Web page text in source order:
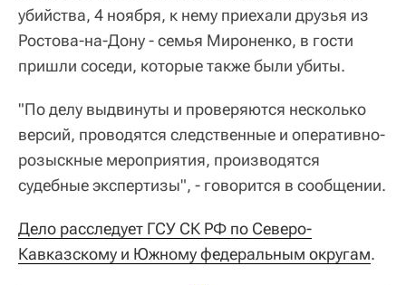
убийства, 4 ноября, к нему приехали друзья из
Ростова-на-Дону - семья Мироненко, в гости
пришли соседи, которые также были убиты.
"По делу выдвинуты и проверяются несколько
версий, проводятся следственные и оперативно-
розыскные мероприятия, производятся
судебные экспертизы", - говорится в сообщении.
Дело расследует ГСУ СК РФ по Северо-
Кавказскому и Южному федеральным округам.